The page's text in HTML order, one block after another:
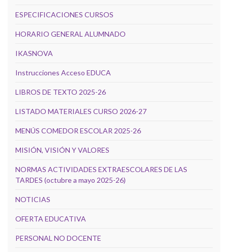
ESPECIFICACIONES CURSOS
HORARIO GENERAL ALUMNADO
IKASNOVA
Instrucciones Acceso EDUCA
LIBROS DE TEXTO 2025-26
LISTADO MATERIALES CURSO 2026-27
MENÚS COMEDOR ESCOLAR 2025-26
MISIÓN, VISIÓN Y VALORES
NORMAS ACTIVIDADES EXTRAESCOLARES DE LAS
TARDES (octubre a mayo 2025-26)
NOTICIAS
OFERTA EDUCATIVA
PERSONAL NO DOCENTE